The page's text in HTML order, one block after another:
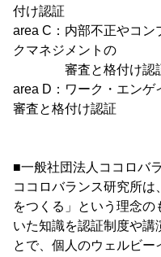
付け認証
area C：内部不正やコン
クマネジメントの
審査と格付け認
area D：ワーク・エンゲ
審査と格付け認証
■一般社団法人ココロバ
ココロバランス研究所は
をつくる」という理念
いた知識を認証制度や講
とで、個人のウェルビー